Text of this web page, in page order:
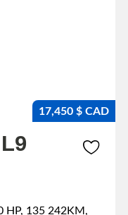
17,450 $ CAD
HP, 135 242KM,